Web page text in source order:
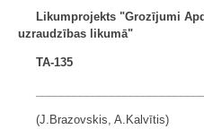
Likumprojekts "Grozījumi
uzraudzības likumā"
TA-135
(J.Brazovskis, A.Kalvītis)